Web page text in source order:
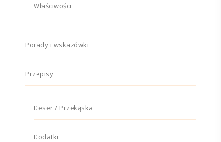
Właściwości
Porady i wskazówki
Przepisy
Deser / Przekąska
Dodatki